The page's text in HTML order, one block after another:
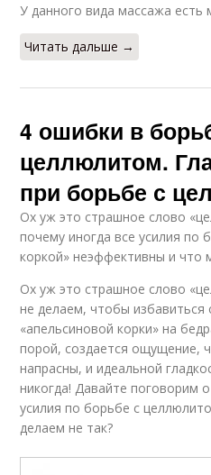
У данного вида массажа есть
Читать дальше →
4 ошибки в
целлюлитом.
при борьбе с
Ох уж это страшное слово
почему иногда все усилия по
коркой» неэффективны и что
Ох уж это страшное слово
не делаем, чтобы избавиться
«апельсиновой корки» на
порой, создается ощущение,
напрасны, и идеальной
никогда! Давайте поговорим
усилия по борьбе с
делаем не так?